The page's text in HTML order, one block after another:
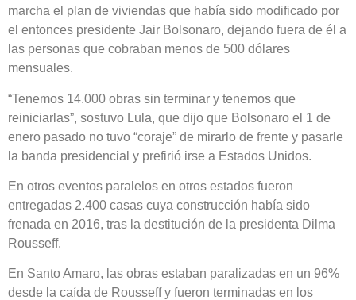
marcha el plan de viviendas que había sido modificado por
el entonces presidente Jair Bolsonaro, dejando fuera de él a
las personas que cobraban menos de 500 dólares
mensuales.
“Tenemos 14.000 obras sin terminar y tenemos que
reiniciarlas”, sostuvo Lula, que dijo que Bolsonaro el 1 de
enero pasado no tuvo “coraje” de mirarlo de frente y pasarle
la banda presidencial y prefirió irse a Estados Unidos.
En otros eventos paralelos en otros estados fueron
entregadas 2.400 casas cuya construcción había sido
frenada en 2016, tras la destitución de la presidenta Dilma
Rousseff.
En Santo Amaro, las obras estaban paralizadas en un 96%
desde la caída de Rousseff y fueron terminadas en los